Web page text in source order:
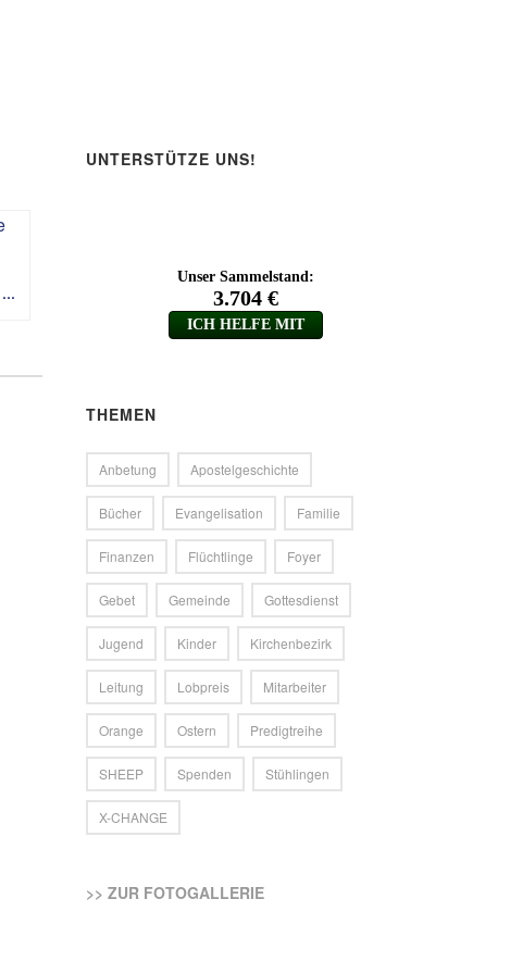
PREDIGTREIHE „MIT GOTT UM DIE WELT“ 02.08. – 06.09.
UNTERSTÜTZE UNS!
THEMEN
Anbetung Apostelgeschichte
Bücher Evangelisation Familie
Finanzen Flüchtlinge Foyer
Gebet Gemeinde Gottesdienst
Jugend Kinder Kirchenbezirk
Leitung Lobpreis Mitarbeiter
Orange Ostern Predigtreihe
SHEEP Spenden Stühlingen
X-CHANGE
>> ZUR FOTOGALLERIE